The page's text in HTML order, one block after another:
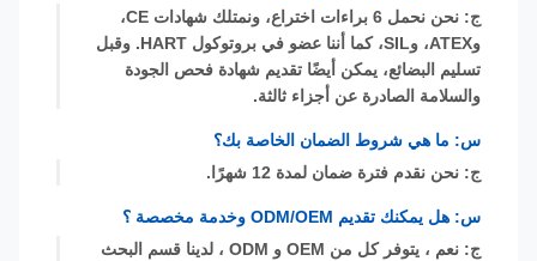
ج: نحن نحمل 6 براءات اختراع، ونمتلك شهادات CE،
وATEX، وSIL، كما أننا عضو في بروتوكول HART. وقبل
تسليم البضائع، يمكن أيضًا تقديم شهادة فحص الجودة
والسلامة الصادرة عن أجزاء ثالثة.
س: ما هي شروط الضمان الخاصة بك؟
ج: نحن نقدم فترة ضمان لمدة 12 شهرًا.
س: هل يمكنك تقديم ODM/OEM وخدمة مخصصة ؟
ج: نعم ، يتوفر كل من OEM و ODM ، لدينا قسم البحث